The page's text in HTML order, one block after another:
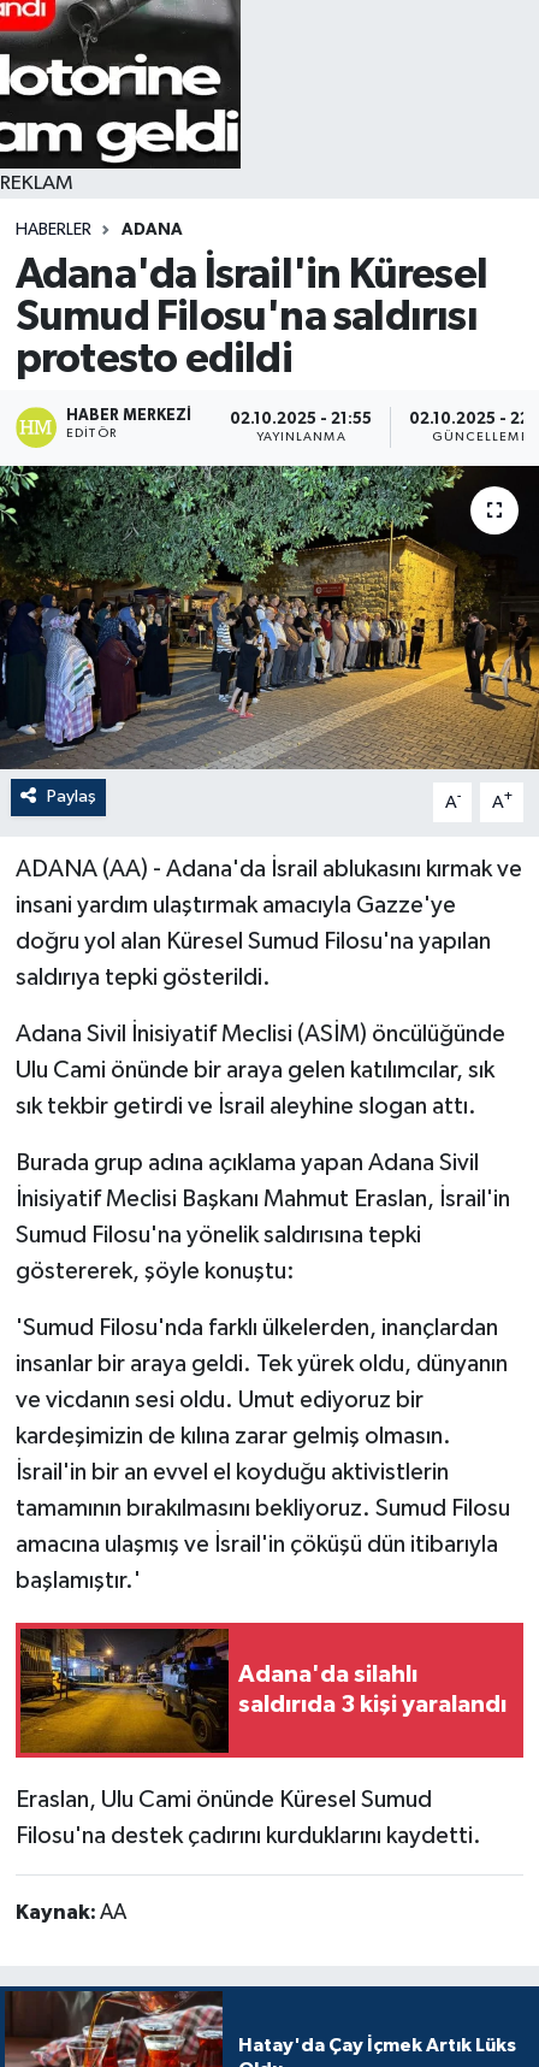
REKLAM
HABERLER ADANA
Adana'da İsrail'in Küresel
Sumud Filosu'na saldırısı
protesto edildi
HABER MERKEZI
EDITÖR
02.10.2025 - 21:55
YAYINLANMA
02.10.2025 -
GÜNCELLEME
Paylaş A- A+
ADANA (AA) - Adana'da İsrail ablukasını kırmak ve
insani yardım ulaştırmak amacıyla Gazze'ye
doğru yol alan Küresel Sumud Filosu'na yapılan
saldırıya tepki gösterildi.
Adana Sivil İnisiyatif Meclisi (ASİM) öncülüğünde
Ulu Cami önünde bir araya gelen katılımcılar, sık
sık tekbir getirdi ve İsrail aleyhine slogan attı.
Burada grup adına açıklama yapan Adana Sivil
İnisiyatif Meclisi Başkanı Mahmut Eraslan, İsrail'in
Sumud Filosu'na yönelik saldırısına tepki
göstererek, şöyle konuştu:
'Sumud Filosu'nda farklı ülkelerden, inançlardan
insanlar bir araya geldi. Tek yürek oldu, dünyanın
ve vicdanın sesi oldu. Umut ediyoruz bir
kardeşimizin de kılına zarar gelmiş olmasın.
İsrail'in bir an evvel el koyduğu aktivistlerin
tamamının bırakılmasını bekliyoruz. Sumud Filosu
amacına ulaşmış ve İsrail'in çöküşü dün itibarıyla
başlamıştır.'
Adana'da silahlı
saldırıda 3 kişi yaralandı
Eraslan, Ulu Cami önünde Küresel Sumud
Filosu'na destek çadırını kurduklarını kaydetti.
Kaynak: AA
Hatay'da Çay İçmek Artık Lüks